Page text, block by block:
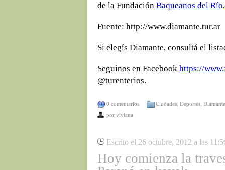
de la Fundación Baqueanos del Río
Fuente: http://www.diamante.tur.ar
Si elegís Diamante, consultá el
Seguinos en Facebook https://
@turenterios.
0 comentarios Ciudades Deportes Diamante
por viviana
Escrito el 26 octubre, 2012 a las
Hoy comienza la